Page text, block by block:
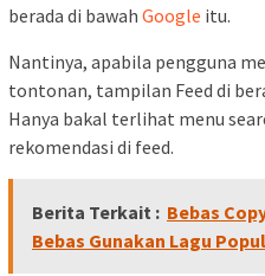
berada di bawah Google itu.
Nantinya, apabila pengguna
tontonan, tampilan Feed di
Hanya bakal terlihat menu
rekomendasi di feed.
Berita Terkait : Bebas
Bebas Gunakan Lagu